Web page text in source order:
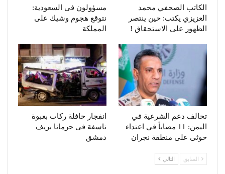
الكاتب الصحفي محمد
العزيزي يكتب: حين ينتصر
الظهور على الاستحقاق !
مسؤولون فى السعودية:
نتوقع هجوم وشيك على
المملكة
تحالف دعم الشرعية في
اليمن: 11 مصاباً في اعتداء
حوثى على منطقة نجران
انفجار حافلة ركاب بعبوة
ناسفة فى جرمانا بريف
دمشق
السابق التالي